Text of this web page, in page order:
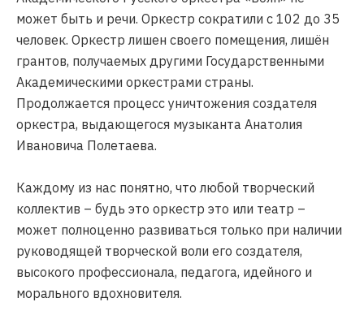
может быть и речи. Оркестр сократили с 102 до 35
человек. Оркестр лишен своего помещения, лишён
грантов, получаемых другими Государственными
Академическими оркестрами страны.
Продолжается процесс уничтожения создателя
оркестра, выдающегося музыканта Анатолия
Ивановича Полетаева.
Каждому из нас понятно, что любой творческий
коллектив – будь это оркестр это или театр –
может полноценно развиваться только при наличии
руководящей творческой воли его создателя,
высокого профессионала, педагога, идейного и
морального вдохновителя.